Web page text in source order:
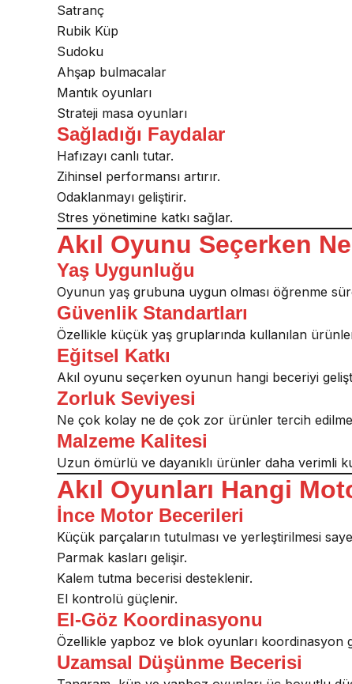
Satranç
Rubik Küp
Sudoku
Ahşap bulmacalar
Mantık oyunları
Strateji masa oyunları
Sağladığı Faydalar
Hafızayı canlı tutar.
Zihinsel performansı artırır.
Odaklanmayı geliştirir.
Stres yönetimine katkı sağlar.
Akıl Oyunu Seçerken
Yaş Uygunluğu
Oyunun yaş grubuna uygun olması öğrenme
Güvenlik Standartları
Özellikle küçük yaş gruplarında kullanılan
Eğitsel Katkı
Akıl oyunu seçerken oyunun hangi beceriyi
Zorluk Seviyesi
Ne çok kolay ne de çok zor ürünler tercih
Malzeme Kalitesi
Uzun ömürlü ve dayanıklı ürünler daha verimli
Akıl Oyunları Hangi
İnce Motor Becerileri
Küçük parçaların tutulması ve yerleştirilmesi
Parmak kasları gelişir.
Kalem tutma becerisi desteklenir.
El kontrolü güçlenir.
El-Göz Koordinasyonu
Özellikle yapboz ve blok oyunları koordinasyon
Uzamsal Düşünme Becerisi